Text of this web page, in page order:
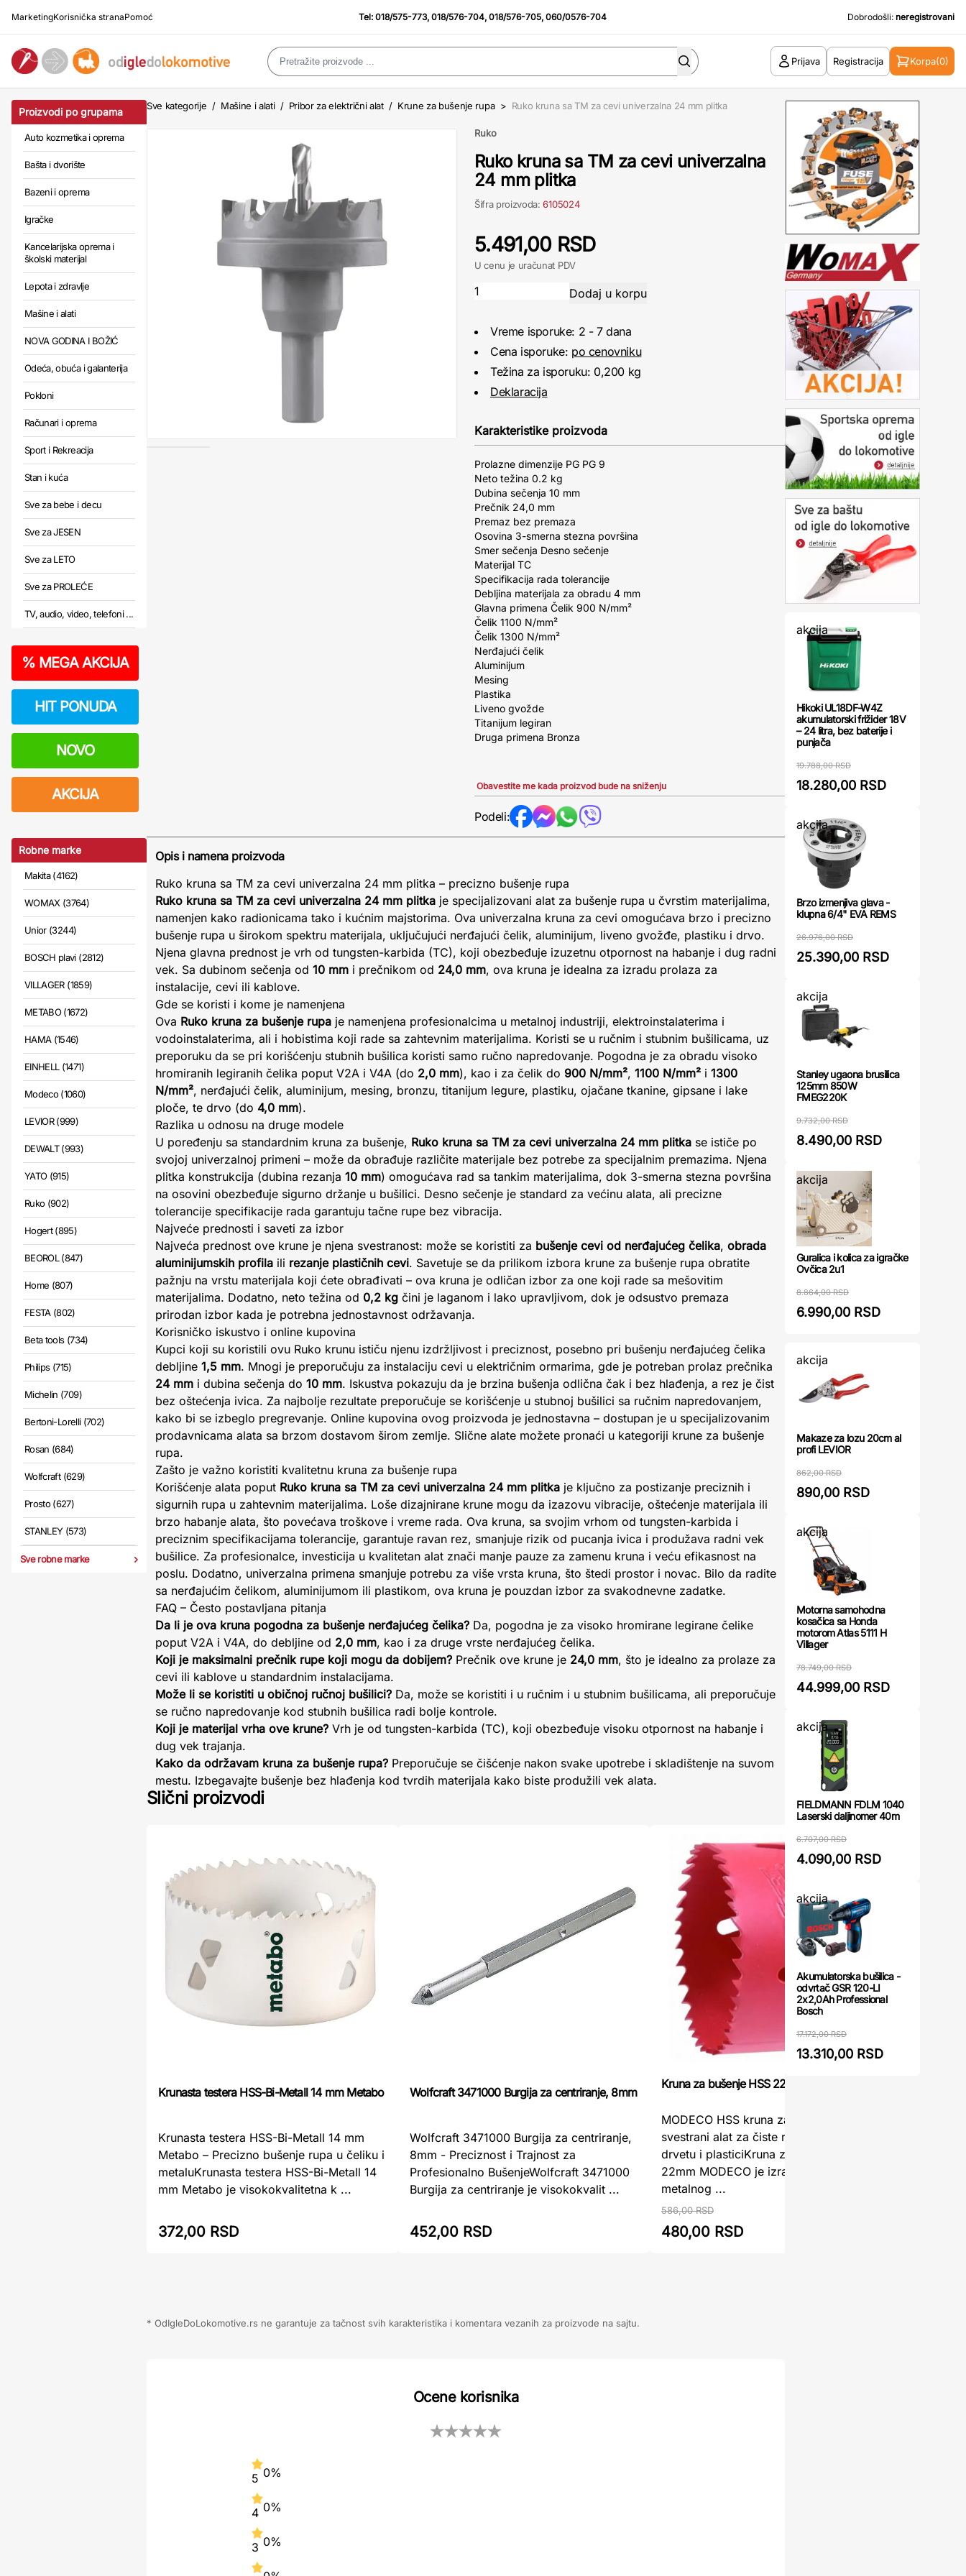
MarketingKorisnička stranaPomoć Tel:018/575-773,018/576-704,018/576-705,060/0576-704 Dobrodošli: neregistrovani
Prijava Registracija Korpa(0)
Proizvodi po grupama
Auto kozmetika i oprema
Bašta i dvorište
Bazeni i oprema
Igračke
Kancelarijska oprema i
školski materijal
Lepota i zdravlje
Mašine i alati
NOVA GODINA I BOŽIĆ
Odeća, obuća i galanterija
Pokloni
Računari i oprema
Sport i Rekreacija
Stan i kuća
Sve za bebe i decu
Sve za JESEN
Sve za LETO
Sve za PROLEĆE
TV, audio, video, telefoni ...
% MEGA AKCIJA
HIT PONUDA
NOVO
AKCIJA
Robne marke
Makita (4162)
WOMAX (3764)
Unior (3244)
BOSCH plavi (2812)
VILLAGER (1859)
METABO (1672)
HAMA (1546)
EINHELL (1471)
Modeco (1060)
LEVIOR (999)
DEWALT (993)
YATO (915)
Ruko (902)
Hogert (895)
BEOROL (847)
Home (807)
FESTA (802)
Beta tools (734)
Philips (715)
Michelin (709)
Bertoni-Lorelli (702)
Rosan (684)
Wolfcraft (629)
Prosto (627)
STANLEY (573)
Sve robne marke
Sve kategorije / Mašine i alati / Pribor za električni alat / Krune za bušenje rupa > Ruko kruna sa TM za cevi univerzalna 24 mm plitka
Ruko
Ruko kruna sa TM za cevi univerzalna
24 mm plitka
Šifra proizvoda:6105024
5.491,00 RSD
U cenu je uračunat PDV
Vreme isporuke: 2 - 7 dana
Cena isporuke: po cenovniku
Težina za isporuku: 0,200 kg
Deklaracija
Karakteristike proizvoda
Prolazne dimenzije PG PG 9
Neto težina 0.2 kg
Dubina sečenja 10 mm
Prečnik 24,0 mm
Premaz bez premaza
Osovina 3-smerna stezna površina
Smer sečenja Desno sečenje
Materijal TC
Specifikacija rada tolerancije
Debljina materijala za obradu 4 mm
Glavna primena Čelik 900 N/mm²
Čelik 1100 N/mm²
Čelik 1300 N/mm²
Nerđajući čelik
Aluminijum
Mesing
Plastika
Liveno gvožde
Titanijum legiran
Druga primena Bronza
Obavestite me kada proizvod bude na sniženju
Podeli:
Opis i namena proizvoda
Ruko kruna sa TM za cevi univerzalna 24 mm plitka – precizno bušenje rupa
Ruko kruna sa TM za cevi univerzalna 24 mm plitka je specijalizovani alat za bušenje rupa u čvrstim materijalima,
namenjen kako radionicama tako i kućnim majstorima. Ova univerzalna kruna za cevi omogućava brzo i precizno
bušenje rupa u širokom spektru materijala, uključujući nerđajući čelik, aluminijum, liveno gvožđe, plastiku i drvo.
Njena glavna prednost je vrh od tungsten-karbida (TC), koji obezbeđuje izuzetnu otpornost na habanje i dug radni
vek. Sa dubinom sečenja od 10 mm i prečnikom od 24,0 mm, ova kruna je idealna za izradu prolaza za
instalacije, cevi ili kablove.
Gde se koristi i kome je namenjena
Ova Ruko kruna za bušenje rupa je namenjena profesionalcima u metalnoj industriji, elektroinstalaterima i
vodoinstalaterima, ali i hobistima koji rade sa zahtevnim materijalima. Koristi se u ručnim i stubnim bušilicama, uz
preporuku da se pri korišćenju stubnih bušilica koristi samo ručno napredovanje. Pogodna je za obradu visoko
hromiranih legiranih čelika poput V2A i V4A (do 2,0 mm), kao i za čelik do 900 N/mm², 1100 N/mm² i 1300
N/mm², nerđajući čelik, aluminijum, mesing, bronzu, titanijum legure, plastiku, ojačane tkanine, gipsane i lake
ploče, te drvo (do 4,0 mm).
Razlika u odnosu na druge modele
U poređenju sa standardnim kruna za bušenje, Ruko kruna sa TM za cevi univerzalna 24 mm plitka se ističe po
svojoj univerzalnoj primeni – može da obrađuje različite materijale bez potrebe za specijalnim premazima. Njena
plitka konstrukcija (dubina rezanja 10 mm) omogućava rad sa tankim materijalima, dok 3-smerna stezna površina
na osovini obezbeđuje sigurno držanje u bušilici. Desno sečenje je standard za većinu alata, ali precizne
tolerancije specifikacije rada garantuju tačne rupe bez vibracija.
Najveće prednosti i saveti za izbor
Najveća prednost ove krune je njena svestranost: može se koristiti za bušenje cevi od nerđajućeg čelika, obrada
aluminijumskih profila ili rezanje plastičnih cevi. Savetuje se da prilikom izbora krune za bušenje rupa obratite
pažnju na vrstu materijala koji ćete obrađivati – ova kruna je odličan izbor za one koji rade sa mešovitim
materijalima. Dodatno, neto težina od 0,2 kg čini je laganom i lako upravljivom, dok je odsustvo premaza
prirodan izbor kada je potrebna jednostavnost održavanja.
Korisničko iskustvo i online kupovina
Kupci koji su koristili ovu Ruko krunu ističu njenu izdržljivost i preciznost, posebno pri bušenju nerđajućeg čelika
debljine 1,5 mm. Mnogi je preporučuju za instalaciju cevi u električnim ormarima, gde je potreban prolaz prečnika
24 mm i dubina sečenja do 10 mm. Iskustva pokazuju da je brzina bušenja odlična čak i bez hlađenja, a rez je čist
bez oštećenja ivica. Za najbolje rezultate preporučuje se korišćenje u stubnoj bušilici sa ručnim napredovanjem,
kako bi se izbeglo pregrevanje. Online kupovina ovog proizvoda je jednostavna – dostupan je u specijalizovanim
prodavnicama alata sa brzom dostavom širom zemlje. Slične alate možete pronaći u kategoriji krune za bušenje
rupa.
Zašto je važno koristiti kvalitetnu kruna za bušenje rupa
Korišćenje alata poput Ruko kruna sa TM za cevi univerzalna 24 mm plitka je ključno za postizanje preciznih i
sigurnih rupa u zahtevnim materijalima. Loše dizajnirane krune mogu da izazovu vibracije, oštećenje materijala ili
brzo habanje alata, što povećava troškove i vreme rada. Ova kruna, sa svojim vrhom od tungsten-karbida i
preciznim specifikacijama tolerancije, garantuje ravan rez, smanjuje rizik od pucanja ivica i produžava radni vek
bušilice. Za profesionalce, investicija u kvalitetan alat znači manje pauze za zamenu kruna i veću efikasnost na
poslu. Dodatno, univerzalna primena smanjuje potrebu za više vrsta kruna, što štedi prostor i novac. Bilo da radite
sa nerđajućim čelikom, aluminijumom ili plastikom, ova kruna je pouzdan izbor za svakodnevne zadatke.
FAQ – Često postavljana pitanja
Da li je ova kruna pogodna za bušenje nerđajućeg čelika? Da, pogodna je za visoko hromirane legirane čelike
poput V2A i V4A, do debljine od 2,0 mm, kao i za druge vrste nerđajućeg čelika.
Koji je maksimalni prečnik rupe koji mogu da dobijem? Prečnik ove krune je 24,0 mm, što je idealno za prolaze za
cevi ili kablove u standardnim instalacijama.
Može li se koristiti u običnoj ručnoj bušilici? Da, može se koristiti i u ručnim i u stubnim bušilicama, ali preporučuje
se ručno napredovanje kod stubnih bušilica radi bolje kontrole.
Koji je materijal vrha ove krune? Vrh je od tungsten-karbida (TC), koji obezbeđuje visoku otpornost na habanje i
dug vek trajanja.
Kako da održavam kruna za bušenje rupa? Preporučuje se čišćenje nakon svake upotrebe i skladištenje na suvom
mestu. Izbegavajte bušenje bez hlađenja kod tvrdih materijala kako biste produžili vek alata.
Slični proizvodi
Krunasta testera HSS-Bi-Metall 14 mm Metabo
Krunasta testera HSS-Bi-Metall 14 mm
Metabo – Precizno bušenje rupa u čeliku i
metaluKrunasta testera HSS-Bi-Metall 14
mm Metabo je visokokvalitetna k ...
372,00 RSD
Wolfcraft 3471000 Burgija za centriranje, 8mm
Wolfcraft 3471000 Burgija za centriranje,
8mm - Preciznost i Trajnost za
Profesionalno BušenjeWolfcraft 3471000
Burgija za centriranje je visokokvalit ...
452,00 RSD
Kruna za bušenje HSS 22mm MODECO
MODECO HSS kruna za bušenje 22mm –
svestrani alat za čiste rupe u metalu,
drvetu i plasticiKruna za bušenje HSS
22mm MODECO je izrađena od bi-
metalnog ...
586,00 RSD
480,00 RSD
* OdIgleDoLokomotive.rs ne garantuje za tačnost svih karakteristika i komentara vezanih za proizvode na sajtu.
Ocene korisnika
5 0%
4 0%
3 0%
akcija
Hikoki UL18DF-W4Z
akumulatorski frižider 18V
– 24 litra, bez baterije i
punjača
19.788,00 RSD
18.280,00 RSD
akcija
Brzo izmenjiva glava -
klupna 6/4" EVA REMS
26.976,00 RSD
25.390,00 RSD
akcija
Stanley ugaona brusilica
125mm 850W
FMEG220K
9.732,00 RSD
8.490,00 RSD
akcija
Guralica i kolica za igračke
Ovčica 2u1
8.864,00 RSD
6.990,00 RSD
akcija
Makaze za lozu 20cm al
profi LEVIOR
862,00 RSD
890,00 RSD
akcija
Motorna samohodna
kosačica sa Honda
motorom Atlas 5111 H
Villager
78.749,00 RSD
44.999,00 RSD
akcija
FIELDMANN FDLM 1040
Laserski daljinomer 40m
6.707,00 RSD
4.090,00 RSD
akcija
Akumulatorska bušilica -
odvrtač GSR 120-LI
2x2,0Ah Professional
Bosch
17.172,00 RSD
13.310,00 RSD